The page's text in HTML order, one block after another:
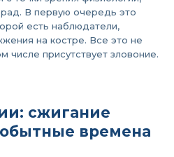
В первую очередь это
есть наблюдатели,
на костре. Все это не
числе присутствует зловоние.
сжигание
времена